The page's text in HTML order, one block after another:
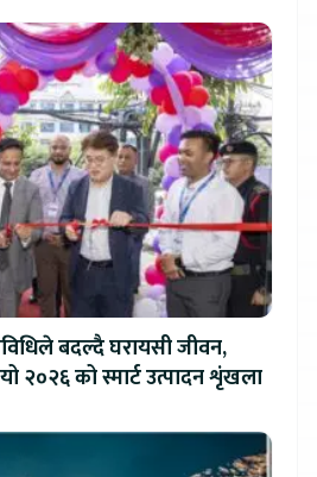
बदल्दै घरायसी जीवन,
२०२६ को स्मार्ट उत्पादन शृंखला